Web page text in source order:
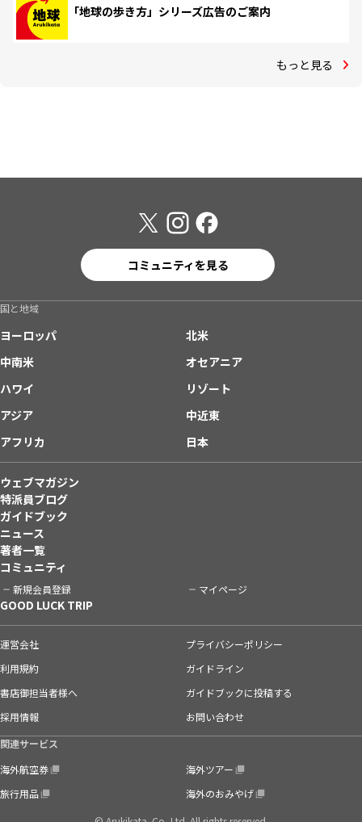
「地球の歩き方」シリーズ広告のご案内
もっと見る
コミュニティを見る
国と地域
ヨーロッパ
北米
中南米
オセアニア
ハワイ
リゾート
アジア
中近東
アフリカ
日本
ウェブマガジン
特派員ブログ
ガイドブック
ニュース
著者一覧
コミュニティ
新規会員登録 マイページ
GOOD LUCK TRIP
運営会社
プライバシーポリシー
利用規約
ガイドライン
書店御担当者様へ
ガイドブックに投稿する
採用情報
お問い合わせ
関連サービス
海外航空券
海外ツアー
旅行用品
海外のおみやげ